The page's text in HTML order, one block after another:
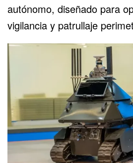
autónomo, diseñado para
vigilancia y patrullaje